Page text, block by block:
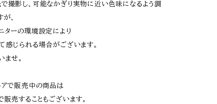
撮影し、可能なかぎり実物に近い色味になるよう調
、
ターの環境設定により
感じられる場合がございます。
ませ。
アで販売中の商品は
販売することもございます。